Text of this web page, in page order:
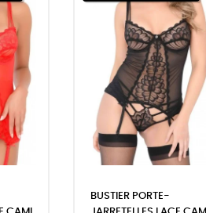
BUSTIER PORTE-